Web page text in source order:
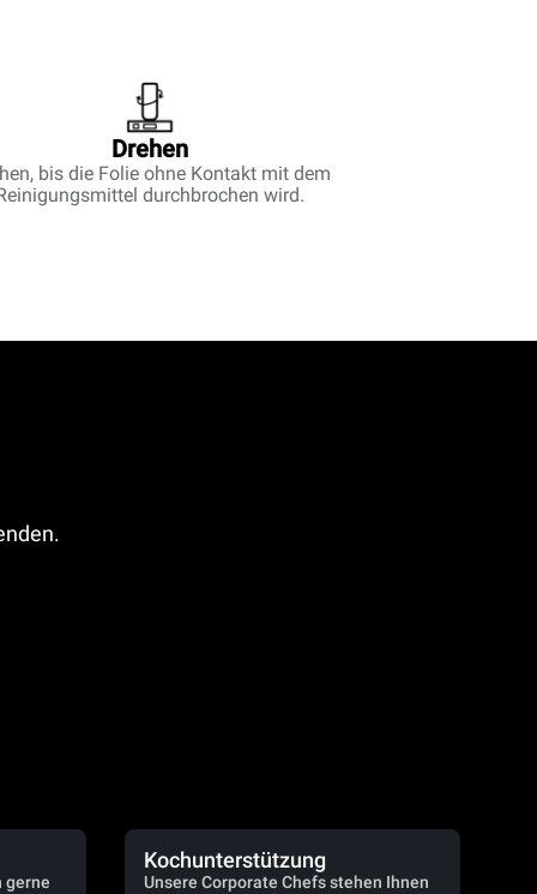
Drehen
bis die Folie ohne Kontakt mit dem
durchbrochen wird.
gerne
Kochunterstützung
Unsere Corporate Chefs stehen Ihnen